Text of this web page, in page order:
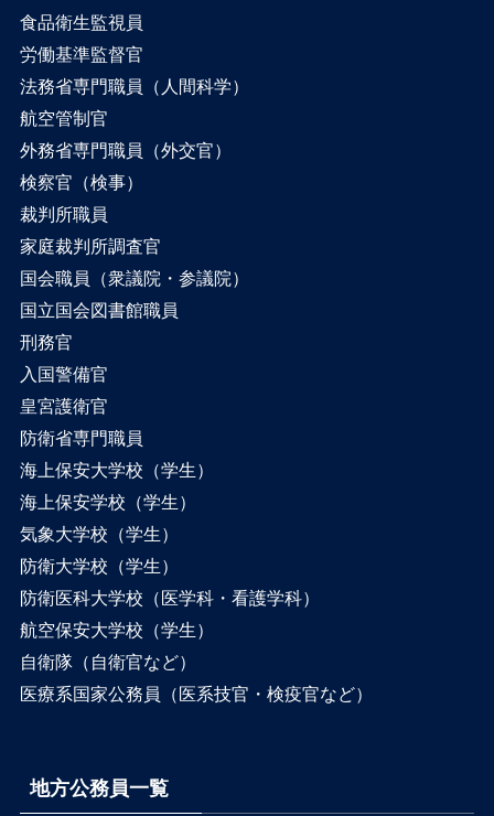
食品衛生監視員
労働基準監督官
法務省専門職員（人間科学）
航空管制官
外務省専門職員（外交官）
検察官（検事）
裁判所職員
家庭裁判所調査官
国会職員（衆議院・参議院）
国立国会図書館職員
刑務官
入国警備官
皇宮護衛官
防衛省専門職員
海上保安大学校（学生）
海上保安学校（学生）
気象大学校（学生）
防衛大学校（学生）
防衛医科大学校（医学科・看護学科）
航空保安大学校（学生）
自衛隊（自衛官など）
医療系国家公務員（医系技官・検疫官など）
地方公務員一覧